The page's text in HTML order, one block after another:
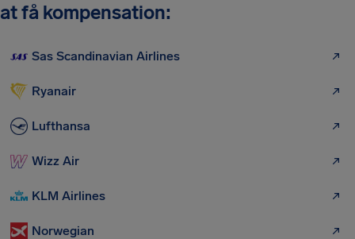
at få kompensation:
Sas Scandinavian Airlines
Ryanair
Lufthansa
Wizz Air
KLM Airlines
Norwegian